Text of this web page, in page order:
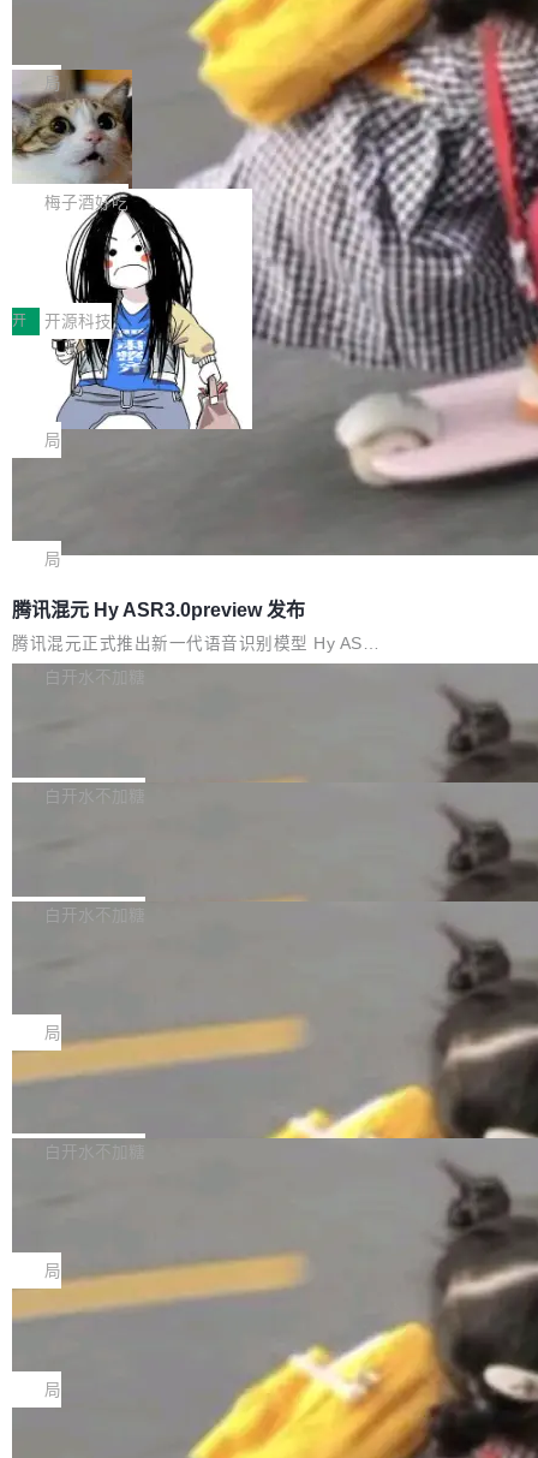
个独立于业务线程的全局通信引擎（Engine），
Coding 从个人辅助工具逐步走向团队级、组织
级应用，企业在规模化落地过程中，对安全性、
可控性和代码质量提出了更高要求。 首先是数据
安全与合规要求。对于大多数普通研发场景，公
有云模型能够满足快速试用和效率提升的需求。
但对于金融、能源、医疗等对数据安全要求较...
产品应用、支撑保障、专题等五大方向。深信服
AI算力网关（AI创新平台）成功入选！ 随着各行
各业的Agent走向规模化建设，算力构成形态逐
渐丰富，用户关注的重点也在发生变化：不只是
让AI用起来，还要进一步看清混合算力时代下，
Token花在哪里、算力是否被充分利用，以及持
续增长的AI成本该如何优化。 深信服AI算力网关
正是围绕这些实际问题，从Token治理和成本治
理两个方面，让用户的每一份算力都看得清、管
得住、用得稳、省得下、更安全！ 一、从现在开
始，Token使用一目...
Jeff Dean 离开 Google：一个时代的结
束，一个实验室的开始
Google 员工编号 20。MapReduce 作者之一。
Bigtable 作者之一。TensorFlow 的作者之一。
Gemini 的架构师。Google 首席科学家。 Jeff D
ean 在 Google 工作了 27 年后，宣布离职。 他
不是一个人走。一同离开的还有 Sanjay Ghema
wat（Google 员工编号 23，Jeff Dean 二十多
年的编程搭档，MapReduce 和 Bigtable 的共同
作者）、Quoc Le（Google 大脑核心成员，Se
q2Seq 和 DocAI 的共同发明人）以及 Oriol Vin
yals（Gemini 联合负责人，AlphaSta...
局
🔥 SolonCode v2026.8.4 发布：界面
字体可调、22 种语言、记忆搜索增强
打开终端就能上岗的全中文编码智能体，这一轮
把「看得清、用母语、记得住」三件事一次补
齐。 SolonCode 是什么 SolonCode 是杭州无
耳科技研发的企业级终端编码智能体——一位全
中文驱动的数字员工，自主理解需求、规划步
骤、编写代码。不挑模型、不挑平台，curl 一行
装完即用。 开源地址：Gitee · GitCode · GitHu
b 安装 支持 Java 8+（8~26）、macOS / Linu
x / Windows / Harmony PC。 # macOS / Linu
x / Harmony PC curl -fsSL https://solon.noea
r.org/solon...
梅子酒好吃
让“代码语义理解”深度释放AI Coding
价值潜能：华为云码道（CodeArts）
代码仓技术解析
一、代码仓深度理解技术的作用与价值 在软件工
程实践中，代码仓是企业核心知识资产的主要载
体。企业级代码仓库通常包含数十万乃至数百万
个文件，其规模远超单次模型调用可承载的上下
文窗口。随着项目规模的持续扩张与代码历史的
不断累积，代码仓中的模块关系、接口契约、业
务逻辑等关键信息往往分散于数十乃至数百个文
件之中，形成高度复杂的知识关联网络。传统的
在语法层面完成文本定位，难以触及代码的语义
理解大规模代码仓时面临显著"代码仓理解"瓶
颈。 代码仓深度理解服务（以下简称" CodeBas
e深度理解服务"）是华为云码道（CodeA...
开 开源科技
一条“删库”命令跑 17 小时，算法工程
师删光 89TB 数据只为干私活
最高人民检察院8月4日公布了一起案件：北京一
名90后算法工程师王某，为了给自己接的私活腾
服务器空间，删光了公司AI游戏部门的全部核心
调整期间，部门三次通知全员将数据从A集群迁
数据。2024年9月3日下午4点，他使用此前登录
的账号密码进入A集群，输入了一条被程序员圈
称为"删库跑路"的命令——最高管理员权限、无
自研的多个文生3D和...
局
1%，成本降 30%
它们有一个共同的问题：太吃显存了。月之暗面
oE 架构的大模型，好用到让人上瘾，但 GPU 显
存永远不够用。 Cloudflare 的 Workers AI 团队
一直在跑这些模型的推理。他们在官方博客上发
整性保护。效果是：吞吐量提升 41%，每 token
局
腾讯混元 Hy ASR3.0preview 发布
腾讯混元正式推出新一代语音识别模型 Hy ASR
3.0preview。基于最新一代大语言模型 Hy3 的
让语音识别不再只是听清，而是真正听懂。通过
w 不要求标准普通话，方言识别覆盖粤语、吴语
白开水不加糖
新和少量网页兼容性修复版本。 Changes/fixe
容提供的字体时出现的几个问题 为避免音频加
质的最低采样率）的音频格式将被拒绝 修复了 C
SS 圆角虚线样式中可能存在的问题 如果表单中
的图像元素不在同一个子树中，则它们将不再关
白开水不加糖
发布的 Release Notes，他利用 AI 工具（如 Co
最强的若干项。对于尚未正式发版的 PG 19，则
通过拉取过去一年内（从 PG 18 Beta1 时间点
至今）的所有 commit，同样交由 AI 分析提炼。
经过人工复核，准确度令人满意。这一方法也为
社区爱好者提供了高效跟踪新版本的思路。
白开水不加糖
维护工作一直与我的日常工作、家务、社交生活
和休闲娱乐竞争时间。" 这是 libexpat 维护者 S
ebastian Pipping 写在博客里的话。8 月 4 日，
他宣布了一个新消息：从 2026 年 8 月 1 日起，
他可以全职维护 libexpat 了，最长 6 个月。发
库之一。你的操作系统、浏览器、无数的基础设
施软件，很可能都在用它。而过去十年，维护它
的人一直在用业余...
局
Firefox 153.0.3 发布
Firefox 153.0.3 现已发布，具体更新内容如
下： New Smart Window 包含多项增强功能：
gi?id=2019042">Bug&nbsp;2019042</a>）</l
i> <li>现在，助手可以直接使用 Exa 的网络搜索
结果回答问题，而无需将问题转交给搜索引擎。
（<a href="https://bugzilla.mozilla.org/show_
bug.cgi?id=204...
白开水不加糖
的 npm 包。项目的核心论点是：容器不适合 Ag
ent 计算。真正适合的，是 Isolate。 Cloudflare
工程师在这件事上没什么可谦虚的——他们用 W
orkers 跑了十年 Isolate。用 CEO Matthew Pri
nce 的话说：「我们一生都在用 Isolate 运行代
码，而 AI Agent 不需要容器，它们需要的是 Iso
late。」 容器为什么不合适 容器的问题在于启动
局
OpenAI 公开邮件和聊天记录回应苹果
诉讼，称“Apple is getting this wron
g”
上个月，苹果一纸诉状把 OpenAI 告上法庭，指
控其挖角苹果前员工并窃取商业秘密。苹果的诉
状把 OpenAI 描述成一个系统性地从前东家挖
人、套取机密信息的对手。 OpenAI 没发律师
局
HUAWEI MatePad Edge上架WorkBu